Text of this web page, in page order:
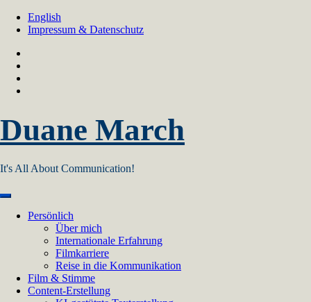
Skip
English
Impressum & Datenschutz
Duane March
It's All About Communication!
Persönlich
Über mich
Internationale Erfahrung
Filmkarriere
Reise in die Kommunikation
Film & Stimme
Content-Erstellung